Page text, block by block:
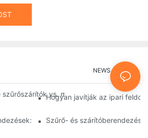
GYIK
NEWS
szűrőszárítók vs. más szárítási módszerek:
Hogyan javítják az ipari
Az innovációk alakítják a jövőt
Szűrő- és